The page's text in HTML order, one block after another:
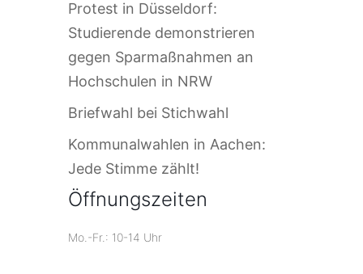
Protest in Düsseldorf:
Studierende demonstrieren
gegen Sparmaßnahmen an
Hochschulen in NRW
Briefwahl bei Stichwahl
Kommunalwahlen in Aachen:
Jede Stimme zählt!
Öffnungszeiten
Mo.-Fr.: 10-14 Uhr